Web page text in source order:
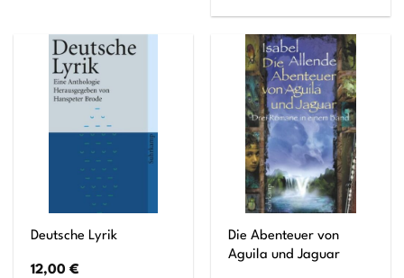
Deutsche Lyrik
12,00€
Die Abenteuer von
Aguila und Jaguar